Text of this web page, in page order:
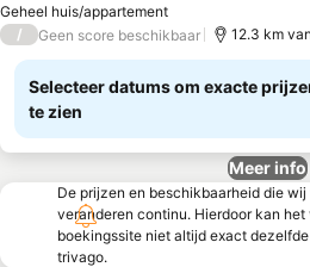
Geheel huis/appartement
/ Geen score beschikbaar 12.3 km
Selecteer datums om exacte
te zien
Meer info
De prijzen en beschikbaarheid die
veranderen continu. Hierdoor kan
boekingssite niet altijd exact
trivago.